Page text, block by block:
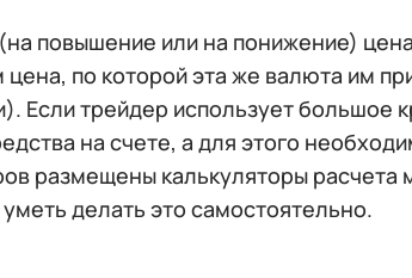
повышение или на понижение)
по которой эта же валюта им
Если трейдер использует большое
на счете, а для этого
размещены калькуляторы расчета
делать это самостоятельно.